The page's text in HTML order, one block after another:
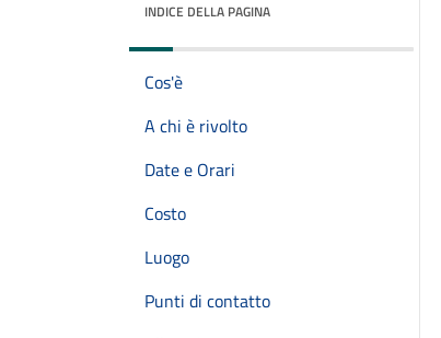
INDICE DELLA PAGINA
Cos'è
A chi è rivolto
Date e Orari
Costo
Luogo
Punti di contatto